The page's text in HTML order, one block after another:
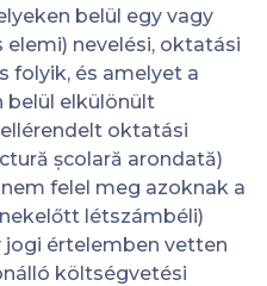
belül egy vagy
nevelési, oktatási
folyik, és amelyet a
belül elkülönült
oktatási
școlară arondată)
felel meg azoknak a
létszámbéli)
értelemben vetten
költségvetési